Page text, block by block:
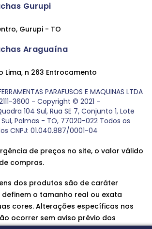
Gurupi
Gurupi - TO
Araguaína
Lima, n 263 Entrocamento
PARAFUSOS E MAQUINAS LTDA
3600 - Copyright © 2021 -
104 Sul, Rua SE 7, Conjunto 1, Lote
Sul, Palmas - TO, 77020-022 Todos os
CNPJ: 01.040.887/0001-04
de preços no site, o valor válido
compras.
dos produtos são de caráter
o tamanho real ou exata
cores. Alterações específicas nos
ocorrer sem aviso prévio dos